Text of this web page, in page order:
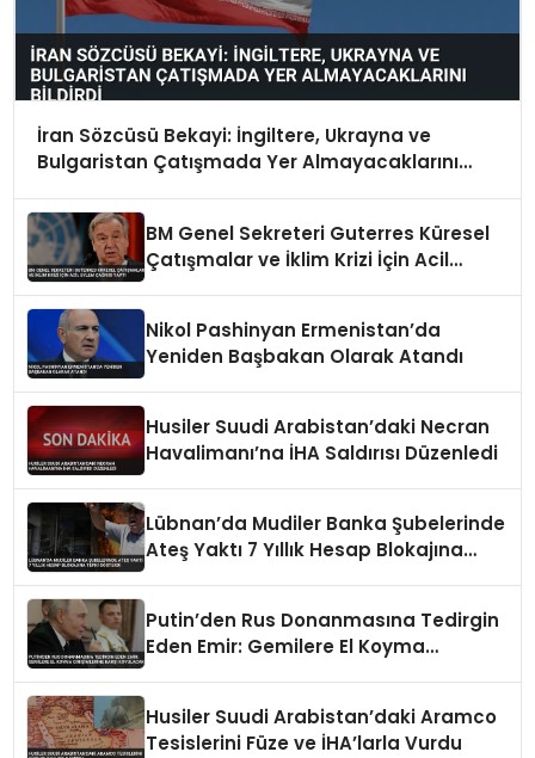
İran Sözcüsü Bekayi: İngiltere, Ukrayna ve
Bulgaristan Çatışmada Yer Almayacaklarını
BM Genel Sekreteri Guterres Küresel
Çatışmalar ve İklim Krizi İçin Acil
Nikol Pashinyan Ermenistan’da
Yeniden Başbakan Olarak Atandı
Husiler Suudi Arabistan’daki Necran
Havalimanı’na İHA Saldırısı Düzenledi
Lübnan’da Mudiler Banka Şubelerinde
Ateş Yaktı 7 Yıllık Hesap Blokajına
Putin’den Rus Donanmasına Tedirgin
Eden Emir: Gemilere El Koyma
Husiler Suudi Arabistan’daki Aramco
Tesislerini Füze ve İHA’larla Vurdu